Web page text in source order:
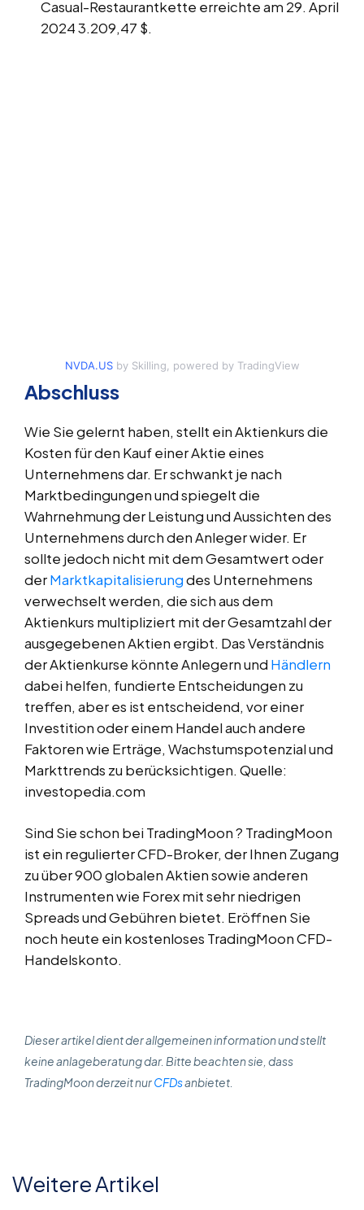
Casual-Restaurantkette erreichte am 29. April
2024 3.209,47 $.
NVDA.USby Skilling, powered by TradingView
Abschluss
Wie Sie gelernt haben, stellt ein Aktienkurs die
Kosten für den Kauf einer Aktie eines
Unternehmens dar. Er schwankt je nach
Marktbedingungen und spiegelt die
Wahrnehmung der Leistung und Aussichten des
Unternehmens durch den Anleger wider. Er
sollte jedoch nicht mit dem Gesamtwert oder
derMarktkapitalisierungdes Unternehmens
verwechselt werden, die sich aus dem
Aktienkurs multipliziert mit der Gesamtzahl der
ausgegebenen Aktien ergibt. Das Verständnis
der Aktienkurse könnte Anlegern und Händlern
dabei helfen, fundierte Entscheidungen zu
treffen, aber es ist entscheidend, vor einer
Investition oder einem Handel auch andere
Faktoren wie Erträge, Wachstumspotenzial und
Markttrends zu berücksichtigen. Quelle:
investopedia.com
Sind Sie schon bei TradingMoon ? TradingMoon
ist ein regulierter CFD-Broker, der Ihnen Zugang
zu über 900 globalen Aktien sowie anderen
Instrumenten wie Forex mit sehr niedrigen
Spreads und Gebühren bietet. Eröffnen Sie
noch heute ein kostenloses TradingMoon CFD-
Handelskonto.
Dieser artikel dient der allgemeinen information und stellt
keine anlageberatung dar. Bitte beachten sie, dass
TradingMoon derzeit nurCFDsanbietet.
Weitere Artikel